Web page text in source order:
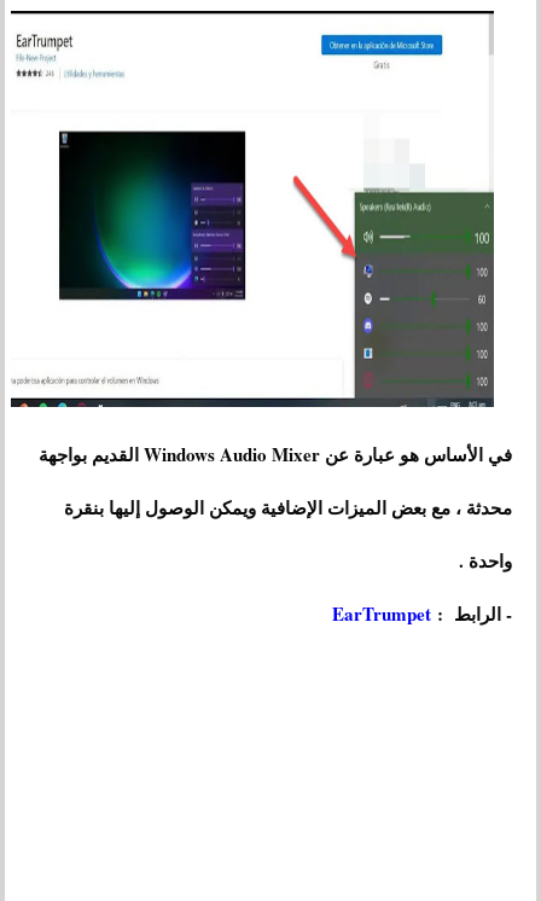
في الأساس هو عبارة عن Windows Audio Mixer القديم بواجهة
محدثة ، مع بعض الميزات الإضافية ويمكن الوصول إليها بنقرة
واحدة .
- الرابط :EarTrumpet